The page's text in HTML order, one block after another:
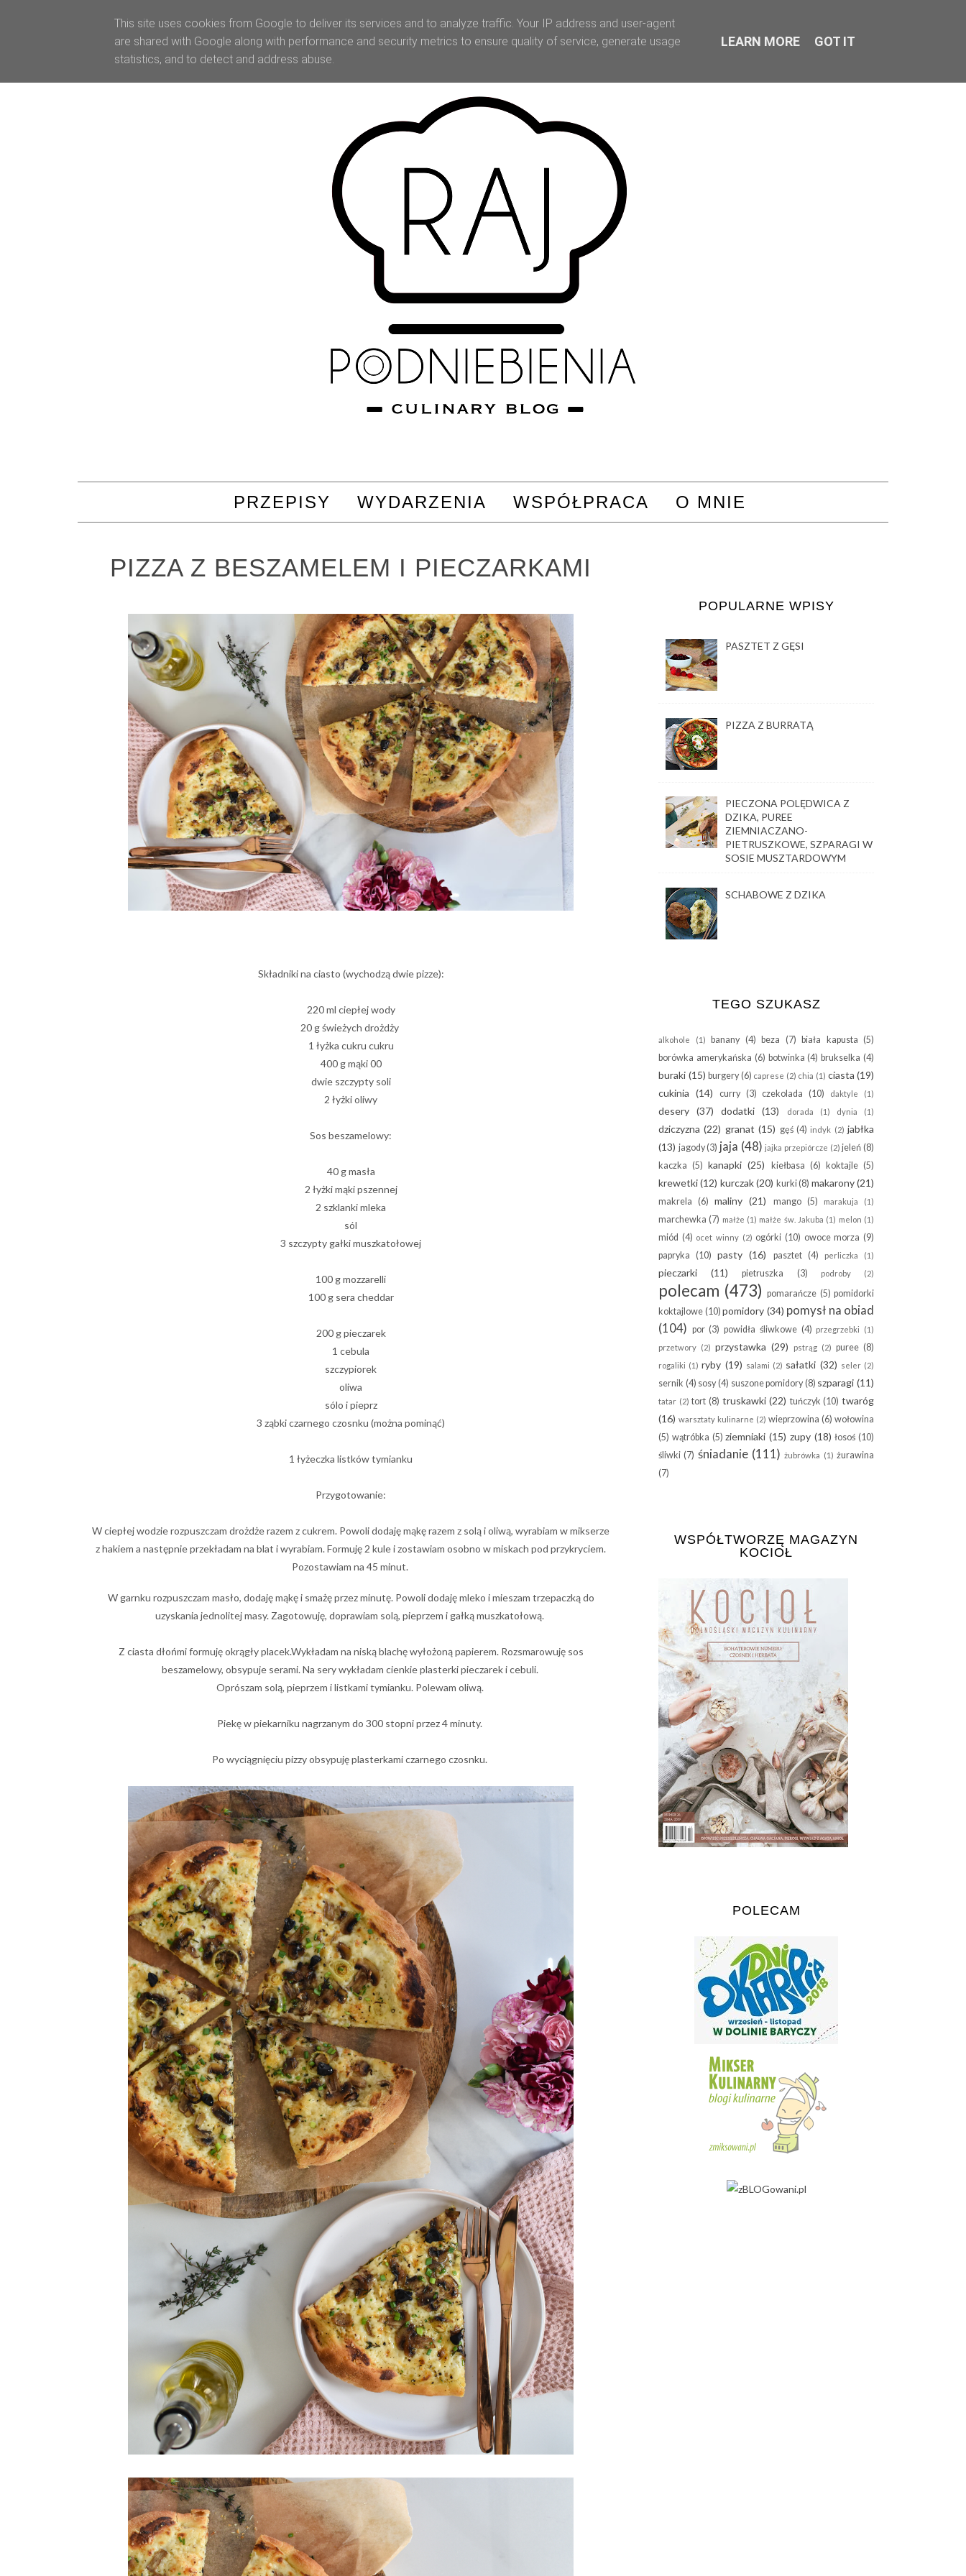
PRZEPISY WYDARZENIA WSPÓŁPRACA O MNIE
PIZZA Z BESZAMELEM I PIECZARKAMI
Składniki na ciasto (wychodzą dwie pizze):
220 ml ciepłej wody
20 g świeżych drożdży
1 łyżka cukru cukru
400 g mąki 00
dwie szczypty soli
2 łyżki oliwy
Sos beszamelowy:
40 g masła
2 łyżki mąki pszennej
2 szklanki mleka
sól
3 szczypty gałki muszkatołowej
100 g mozzarelli
100 g sera cheddar
200 g pieczarek
1 cebula
szczypiorek
oliwa
sólo i pieprz
3 ząbki czarnego czosnku (można pominąć)
1 łyżeczka listków tymianku
Przygotowanie:
W ciepłej wodzie rozpuszczam drożdże razem z cukrem. Powoli dodaję mąkę razem z solą i oliwą, wyrabiam w mikserze
z hakiem a następnie przekładam na blat i wyrabiam. Formuję 2 kule i zostawiam osobno w miskach pod przykryciem.
Pozostawiam na 45 minut.
W garnku rozpuszczam masło, dodaję mąkę i smażę przez minutę. Powoli dodaję mleko i mieszam trzepaczką do
uzyskania jednolitej masy. Zagotowuję, doprawiam solą, pieprzem i gałką muszkatołową.
Z ciasta dłońmi formuję okrągły placek.Wykładam na niską blachę wyłożoną papierem. Rozsmarowuję sos
beszamelowy, obsypuje serami. Na sery wykładam cienkie plasterki pieczarek i cebuli.
Oprószam solą, pieprzem i listkami tymianku. Polewam oliwą.
Piekę w piekarniku nagrzanym do 300 stopni przez 4 minuty.
Po wyciągnięciu pizzy obsypuję plasterkami czarnego czosnku.
POPULARNE WPISY
PASZTET Z GĘSI
PIZZA Z BURRATĄ
PIECZONA POLĘDWICA Z
DZIKA, PUREE
ZIEMNIACZANO-
PIETRUSZKOWE, SZPARAGI W
SOSIE MUSZTARDOWYM
SCHABOWE Z DZIKA
TEGO SZUKASZ
alkohole (1) banany (4) beza (7) biała kapusta (5)
borówka amerykańska (6) botwinka (4) brukselka (4)
buraki (15) burgery(6) caprese (2) chia (1) ciasta (19)
cukinia (14) curry (3) czekolada (10) daktyle (1)
desery (37) dodatki (13) dorada (1) dynia (1)
dziczyzna (22) granat (15) gęś (4) indyk (2) jabłka
(13) jagody(3) jaja (48) jajka przepiórcze (2) jeleń (8)
kaczka (5) kanapki (25) kiełbasa (6) koktajle (5)
krewetki (12) kurczak (20) kurki(8) makarony (21)
makrela (6) maliny (21) mango (5) marakuja (1)
marchewka (7) małże (1) małże św. Jakuba (1) melon (1)
miód (4) ocet winny (2) ogórki (10) owoce morza (9)
papryka
(10) pasty (16) pasztet (4) perliczka (1)
pieczarki (11) pietruszka (3) podroby (2)
polecam (473) pomarańcze (5) pomidorki
koktajlowe (10) pomidory (34) pomysł na obiad
(104) por (3) powidła śliwkowe (4) przegrzebki
(1)
przetwory (2) przystawka (29) pstrąg (2) puree (8)
rogaliki (1) ryby (19) salami (2) sałatki (32) seler (2)
sernik (4) sosy(4) suszone pomidory(8) szparagi (11)
tatar (2) tort (8) truskawki (22) tuńczyk (10) twaróg
(16) warsztaty kulinarne (2) wieprzowina (6) wołowina
(5) wątróbka (5) ziemniaki (15) zupy (18) łosoś (10)
śliwki (7) śniadanie (111) żubrówka (1) żurawina
(7)
WSPÓŁTWORZĘ MAGAZYN
KOCIOŁ
POLECAM
This site uses cookies from Google to deliver its services and to analyze traffic. Your IP address and user-agent
are shared with Google along with performance and security metrics to ensure quality of service, generate usage
statistics, and to detect and address abuse.
LEARN MORE GOT IT